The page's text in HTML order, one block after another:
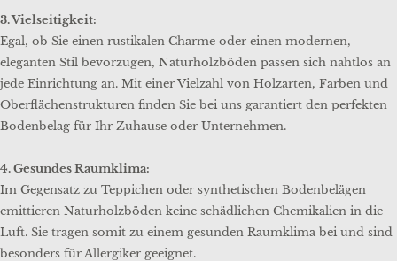
3. Vielseitigkeit:
Egal, ob Sie einen rustikalen Charme oder einen modernen,
eleganten Stil bevorzugen, Naturholzböden passen sich nahtlos an
jede Einrichtung an. Mit einer Vielzahl von Holzarten, Farben und
Oberflächenstrukturen finden Sie bei uns garantiert den perfekten
Bodenbelag für Ihr Zuhause oder Unternehmen.
4. Gesundes Raumklima:
Im Gegensatz zu Teppichen oder synthetischen Bodenbelägen
emittieren Naturholzböden keine schädlichen Chemikalien in die
Luft. Sie tragen somit zu einem gesunden Raumklima bei und sind
besonders für Allergiker geeignet.